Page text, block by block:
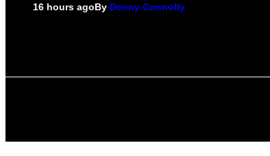
16 hours agoBy Denny Connolly